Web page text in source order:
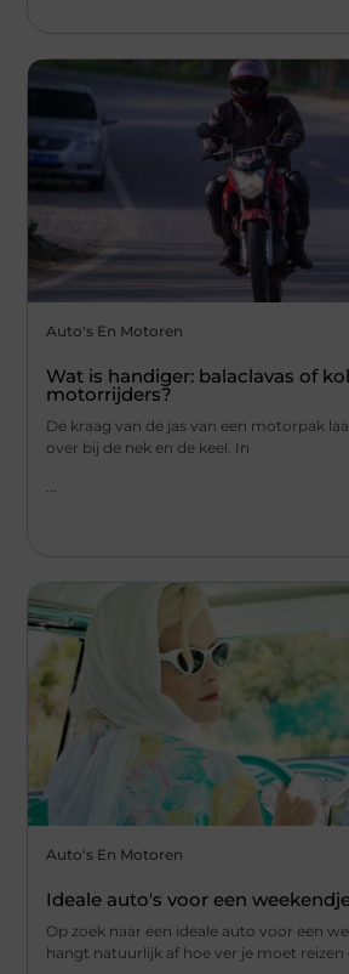
Auto's En Motoren
Wat is handiger: balaclavas of
motorrijders?
De kraag van de jas van een motorpak
over bij de nek en de keel. In
...
Auto's En Motoren
Ideale auto's voor een
Op zoek naar een ideale auto voor een
hangt natuurlijk af hoe ver je moet reizen